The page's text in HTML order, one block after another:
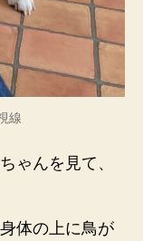
線
ゃんを見て、
体の上に鳥が